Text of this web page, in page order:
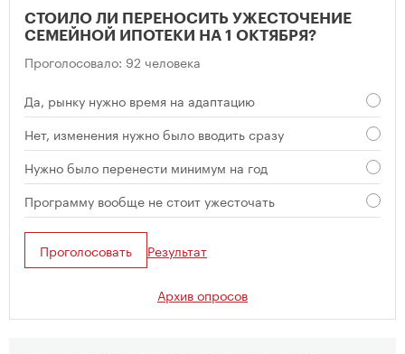
СТОИЛО ЛИ ПЕРЕНОСИТЬ УЖЕСТОЧЕНИЕ
СЕМЕЙНОЙ ИПОТЕКИ НА 1 ОКТЯБРЯ?
Проголосовало: 92 человека
Да, рынку нужно время на адаптацию
Нет, изменения нужно было вводить сразу
Нужно было перенести минимум на год
Программу вообще не стоит ужесточать
Проголосовать Результат
Архив опросов